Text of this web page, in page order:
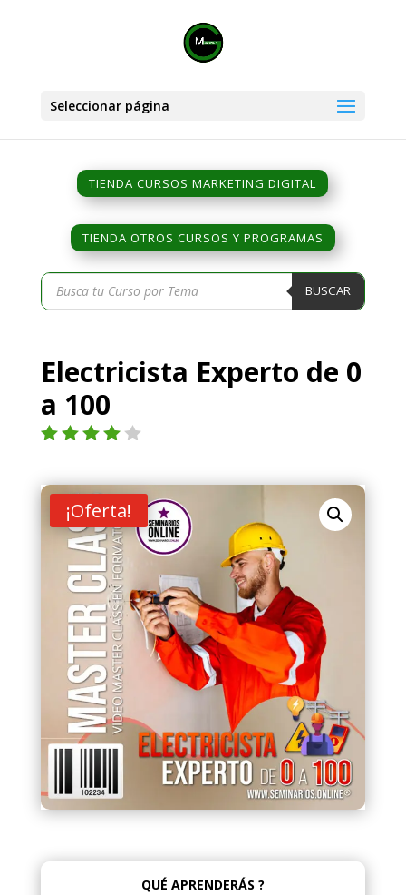
Seleccionar página
TIENDA CURSOS MARKETING DIGITAL
TIENDA OTROS CURSOS Y PROGRAMAS
Búsqueda
de
productos
BUSCAR
Electricista Experto de 0
a 100
4.00de
5 en
base a
valoraci
ón de
cliente
¡Oferta!
QUÉ APRENDERÁS ?